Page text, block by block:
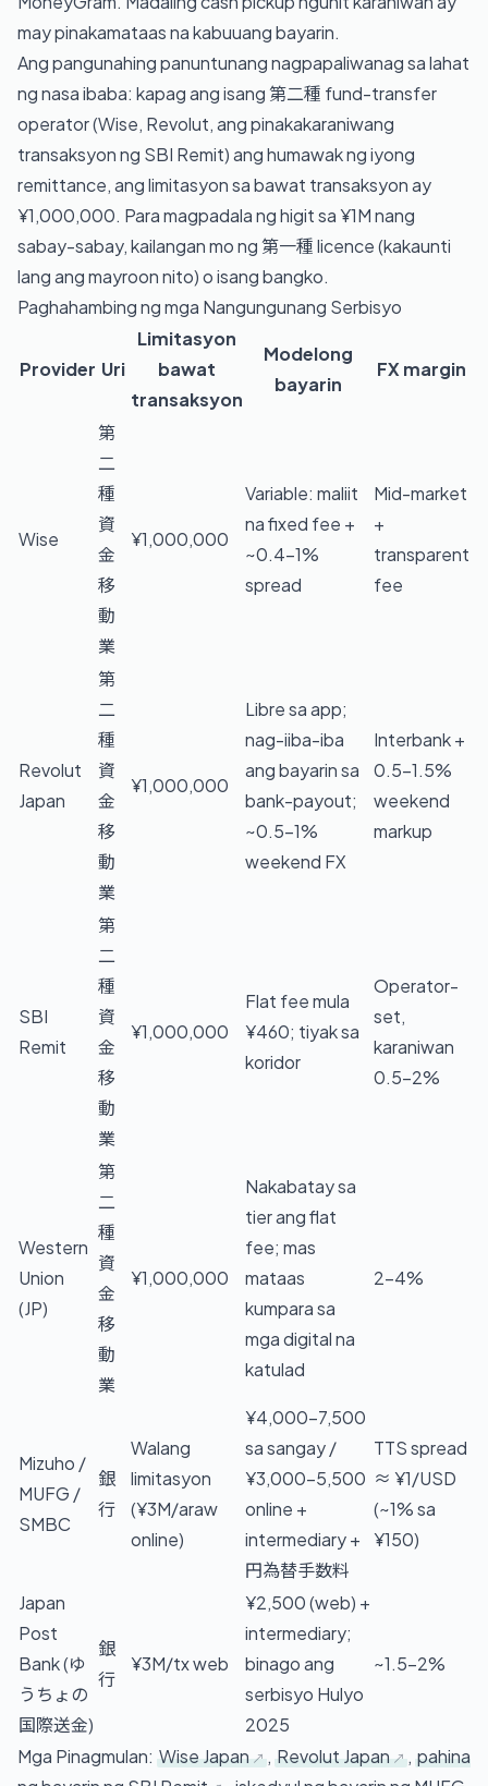
may pinakamataas na kabuuang bayarin.
Ang pangunahing panuntunang nagpapaliwanag sa lahat
ng nasa ibaba: kapag ang isang 第二種 fund-transfer
operator (Wise, Revolut, ang pinakakaraniwang
transaksyon ng SBI Remit) ang humawak ng iyong
remittance, ang limitasyon sa bawat transaksyon ay
¥1,000,000. Para magpadala ng higit sa ¥1M nang
sabay-sabay, kailangan mo ng 第一種 licence (kakaunti
lang ang mayroon nito) o isang bangko.
Paghahambing ng mga Nangungunang Serbisyo
Provider Uri
Limitasyon
bawat
transaksyon
Modelong
bayarin
FX margin
Wise
第
二
種
資
金
移
動
業
¥1,000,000
Variable: maliit
na fixed fee +
~0.4–1%
spread
Mid-market
+
transparent
fee
Revolut
Japan
第
二
種
資
金
移
動
業
¥1,000,000
Libre sa app;
nag-iiba-iba
ang bayarin sa
bank-payout;
~0.5–1%
weekend FX
Interbank +
0.5–1.5%
weekend
markup
SBI
Remit
第
二
種
資
金
移
動
業
¥1,000,000
Flat fee mula
¥460; tiyak sa
koridor
Operator-
set,
karaniwan
0.5–2%
Western
Union
(JP)
第
二
種
資
金
移
動
業
¥1,000,000
Nakabatay sa
tier ang flat
fee; mas
mataas
kumpara sa
mga digital na
katulad
2–4%
Mizuho /
MUFG /
SMBC
銀
行
Walang
limitasyon
(¥3M/araw
online)
¥4,000–7,500
sa sangay /
¥3,000–5,500
online +
intermediary +
円為替手数料
TTS spread
≈ ¥1/USD
(~1% sa
¥150)
Japan
Post
Bank (ゆ
うちょの
国際送金)
銀
行
¥3M/tx web
¥2,500 (web) +
intermediary;
binago ang
serbisyo Hulyo
2025
~1.5–2%
Mga Pinagmulan: Wise Japan , Revolut Japan , pahina